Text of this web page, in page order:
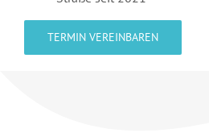
TERMIN VEREINBAREN